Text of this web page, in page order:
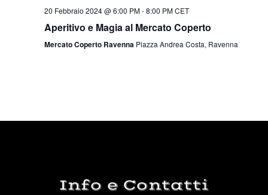
20 Febbraio 2024 @ 6:00 PM-8:00 PM CET
Aperitivo e Magia al Mercato Coperto
Mercato Coperto Ravenna Piazza Andrea Costa, Ravenna
Info e Contatti